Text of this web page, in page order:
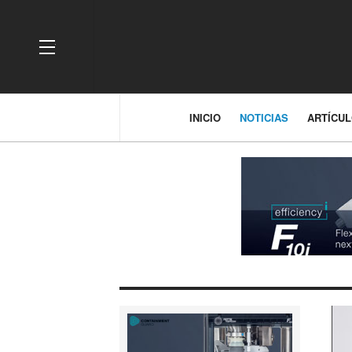
OFF CANVAS
INICIO NOTICIAS